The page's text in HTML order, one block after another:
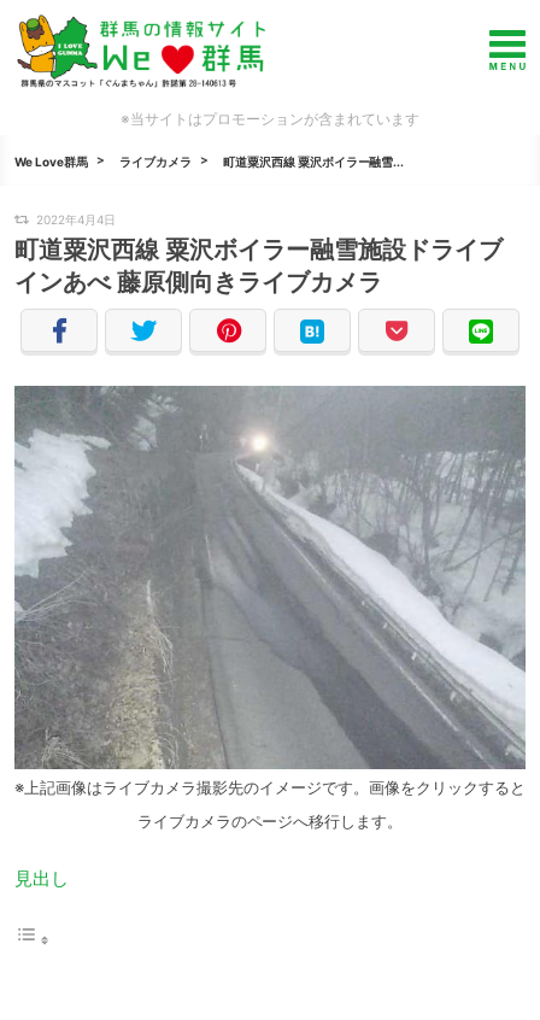
※当サイトはプロモーションが含まれています
We Love群馬 ライブカメラ 町道粟沢西線 粟沢ボイラー融雪...
2022年4月4日
町道粟沢西線 粟沢ボイラー融雪施設ドライブ
インあべ 藤原側向きライブカメラ
※上記画像はライブカメラ撮影先のイメージです。画像をクリックすると
ライブカメラのページへ移行します。
見出し